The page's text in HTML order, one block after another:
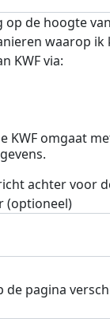
op de hoogte
waarop ik
KWF via:
KWF omgaat
achter voor
(optioneel)
de pagina